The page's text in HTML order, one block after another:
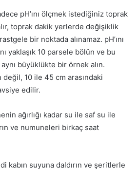
pH’ını ölçmek istediğiniz toprak
toprak dakik yerlerde değişiklik
bir noktada alınamaz. pH’ını
yaklaşık 10 parsele bölün ve bu
büyüklükte bir örnek alın.
10 ile 45 cm arasındaki
edilir.
ağırlığı kadar su ile saf su ile
ve numuneleri birkaç saat
kabın suyuna daldırın ve şeritlerle